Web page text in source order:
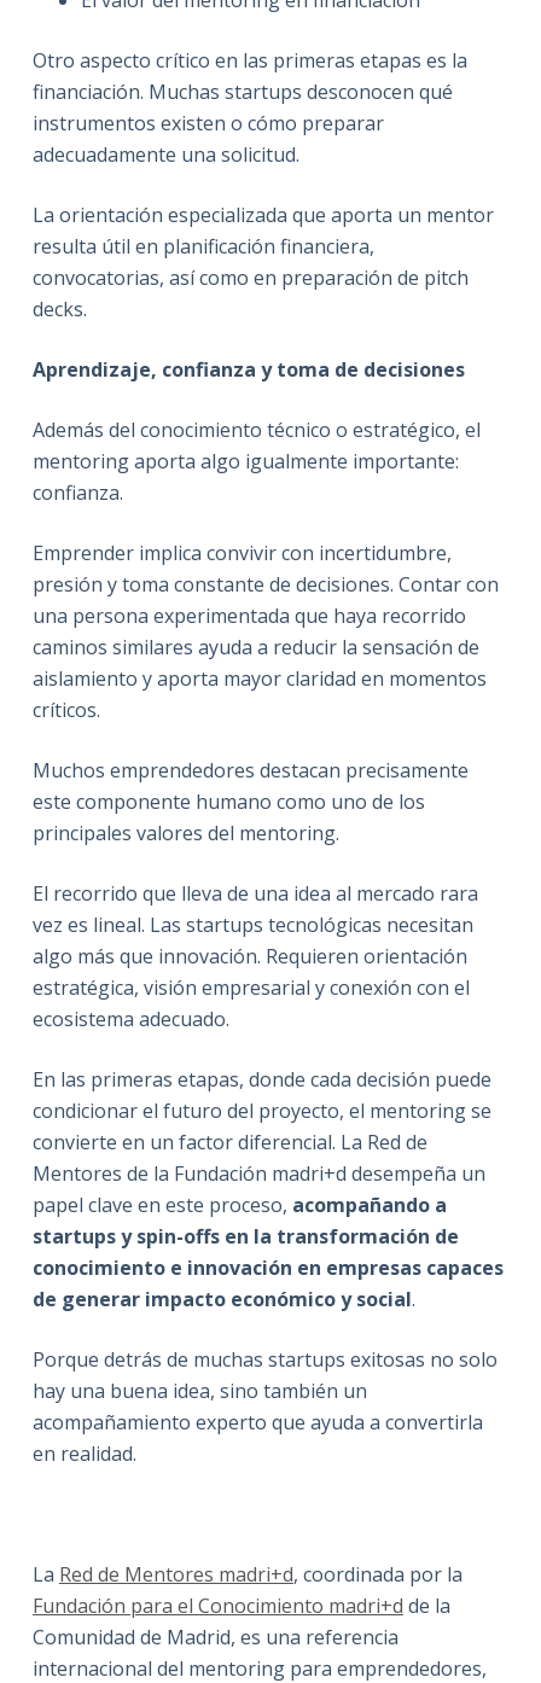
Otro aspecto crítico en las primeras etapas es la
financiación. Muchas startups desconocen qué
instrumentos existen o cómo preparar
adecuadamente una solicitud.
La orientación especializada que aporta un mentor
resulta útil en planificación financiera,
convocatorias, así como en preparación de pitch
decks.
Aprendizaje, confianza y toma de decisiones
Además del conocimiento técnico o estratégico, el
mentoring aporta algo igualmente importante:
confianza.
Emprender implica convivir con incertidumbre,
presión y toma constante de decisiones. Contar con
una persona experimentada que haya recorrido
caminos similares ayuda a reducir la sensación de
aislamiento y aporta mayor claridad en momentos
críticos.
Muchos emprendedores destacan precisamente
este componente humano como uno de los
principales valores del mentoring.
El recorrido que lleva de una idea al mercado rara
vez es lineal. Las startups tecnológicas necesitan
algo más que innovación. Requieren orientación
estratégica, visión empresarial y conexión con el
ecosistema adecuado.
En las primeras etapas, donde cada decisión puede
condicionar el futuro del proyecto, el mentoring se
convierte en un factor diferencial. La Red de
Mentores de la Fundación madri+d desempeña un
papel clave en este proceso, acompañando a
startups y spin-offs en la transformación de
conocimiento e innovación en empresas capaces
de generar impacto económico y social.
Porque detrás de muchas startups exitosas no solo
hay una buena idea, sino también un
acompañamiento experto que ayuda a convertirla
en realidad.
La Red de Mentores madri+d, coordinada por la
Fundación para el Conocimiento madri+d de la
Comunidad de Madrid, es una referencia
internacional del mentoring para emprendedores,